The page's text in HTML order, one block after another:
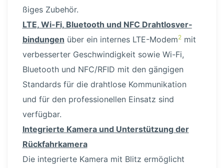
ßiges Zubehör.
LTE, Wi-Fi, Bluetooth und NFC Draht­los­ver­
bin­dungen über ein internes LTE-Modem2mit
verbes­serter Geschwin­digkeit sowie Wi-Fi,
Bluetooth und NFC/RFID mit den gängigen
Standards für die drahtlose Kommu­ni­kation
und für den profes­sio­nellen Einsatz sind
verfügbar.
Integrierte Kamera und Unter­stützung der
Rückfahr­kamera
Die integrierte Kamera mit Blitz ermöglicht